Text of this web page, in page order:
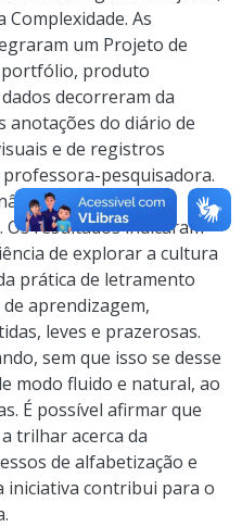
As
um Projeto de
produto
decorreram da
anotações do diário de
e de registros
pesquisadora.
com as teorias
resultados indicaram
de explorar a cultura
prática de letramento
aprendizagem,
leves e prazerosas.
sem que isso se desse
modo fluido e natural, ao
É possível afirmar que
trilhar acerca da
de alfabetização e
contribui para o